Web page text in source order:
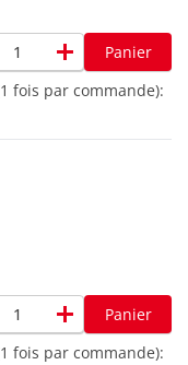
add
Panier
fois par commande):
add
Panier
fois par commande):